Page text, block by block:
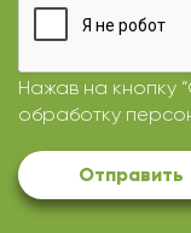
Нажав на кнопку
обработку
Отправить